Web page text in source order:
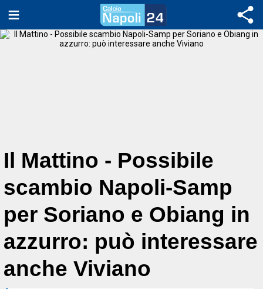
Il Mattino - Possibile
scambio Napoli-Samp
per Soriano e Obiang in
azzurro: può interessare
anche Viviano